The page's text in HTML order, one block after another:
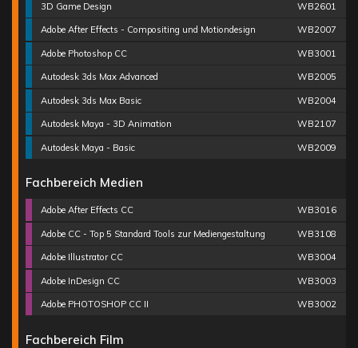
3D Game Design WB2601
Adobe After Effects - Compositing und Motiondesign WB2007
Adobe Photoshop CC WB3001
Autodesk 3ds Max Advanced WB2005
Autodesk 3ds Max Basic WB2004
Autodesk Maya - 3D Animation WB2107
Autodesk Maya - Basic WB2009
Fachbereich Medien
Adobe After Effects CC WB3016
Adobe CC - Top 5 Standard Tools zur Mediengestaltung WB3108
Adobe Illustrator CC WB3004
Adobe InDesign CC WB3003
Adobe PHOTOSHOP CC II WB3002
Fachbereich Film